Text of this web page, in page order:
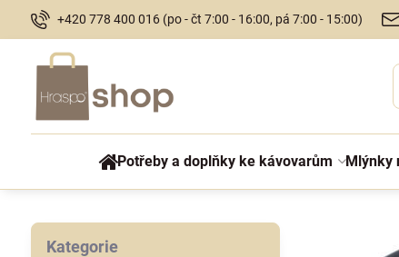
+420 778 400 016 (po - čt 7:00 - 16:00, pá 7:00 - 15:00)
Potřeby a doplňky ke kávovarům Mlýnky
Kategorie